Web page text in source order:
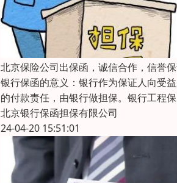
北京保险公司出保函，诚信合作，信誉
银行保函的意义：银行作为保证人向受
的付款责任，由银行做担保。银行工程
北京银行保函担保有限公司
24-04-20 15:51:01